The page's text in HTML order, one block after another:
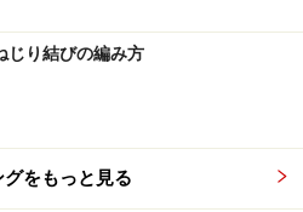
じり結びの編み方
グをもっと見る